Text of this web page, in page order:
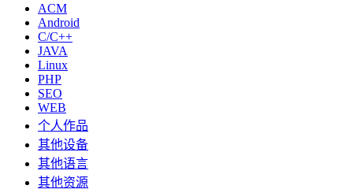
ACM
Android
C/C++
JAVA
Linux
PHP
SEO
WEB
个人作品
其他设备
其他语言
其他资源